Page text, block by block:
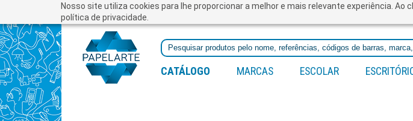
Nosso site utiliza cookies para lhe proporcionar a melhor e mais relevante experiência.
política de privacidade.
CATÁLOGO MARCAS ESCOLAR